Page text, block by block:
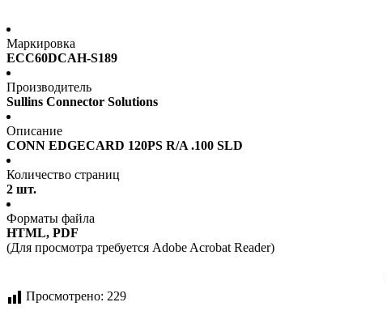
Маркировка
ECC60DCAH-S189
Производитель
Sullins Connector Solutions
Описание
CONN EDGECARD 120PS R/A .100 SLD
Количество страниц
2 шт.
Форматы файла
HTML, PDF
(Для просмотра требуется Adobe Acrobat Reader)
Просмотрено: 229